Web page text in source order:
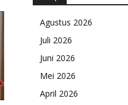
Agustus 2026
Juli 2026
Juni 2026
Mei 2026
April 2026